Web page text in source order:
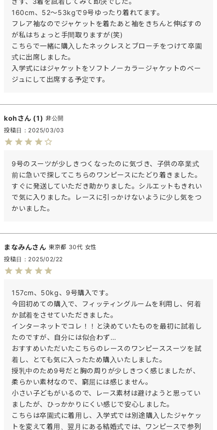
160cm、52～53kgで9号ゆったり着れてます。
フレア袖なのでジャケットを着たあと袖をきちんと伸ばすの
が私はちょっと手間取りますが(笑)
こちらで一緒に購入したネックレスとブローチをつけて卒園
式に出席しました。
入学式にはジャケットをソフトノーカラージャケットのベー
ジュにして出席する予定です。
koh 1
非公開
投稿日
2025/03/03
9号のスーツが少しきつくなったのに気づき、子供の卒業式
前に急いで探してこちらのワンピースにたどり着きました。
すぐに発送していただき助かりました。シルエットもきれい
で気に入りました。レースに引っかけないように少し気をつ
かいました。
まなみん 東京都 30代 女性
投稿日
2025/02/22
157cm、50kg、9号購入です。
今回初めての購入で、フィッティングルームを利用し、何着
か試着をさせていただきました。
インターネットでコレ！！と決めていたものを最初に試着し
たのですが、自分には似合わず…
おすすめいただいたこちらのレースのワンピーススーツを試
着し、とても気に入ったため購入いたしました。
授乳中のため9号だと胸の周りが少しきつく感じましたが、
柔らかい素材なので、窮屈には感じません。
小さい子どもがいるので、レース素材は避けようと思ってい
ましたが、ひっかかりにくい感じで安心しました。
こちらは卒園式に着用し、入学式では別途購入したジャケッ
トを変えて着用、翌月にある結婚式では、ワンピースで参列